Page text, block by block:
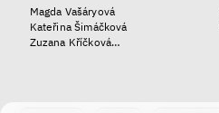
Magda Vašáryová
Kateřina Šimáčková
Zuzana Kříčková